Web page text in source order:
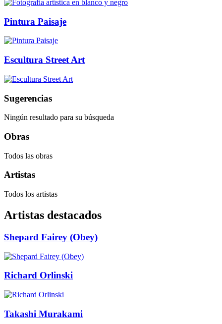
Pintura Paisaje
Escultura Street Art
Sugerencias
Ningún resultado para su búsqueda
Obras
Todos las obras
Artistas
Todos los artistas
Artistas destacados
Shepard Fairey (Obey)
Richard Orlinski
Takashi Murakami